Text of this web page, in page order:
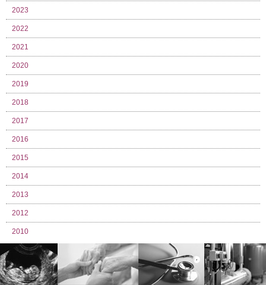
2023
2022
2021
2020
2019
2018
2017
2016
2015
2014
2013
2012
2010